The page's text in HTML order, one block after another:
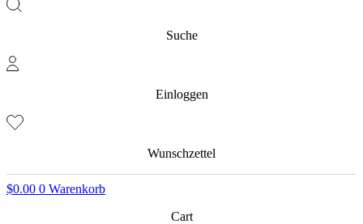
Suche
Einloggen
Wunschzettel
$0.00 0 Warenkorb
Cart